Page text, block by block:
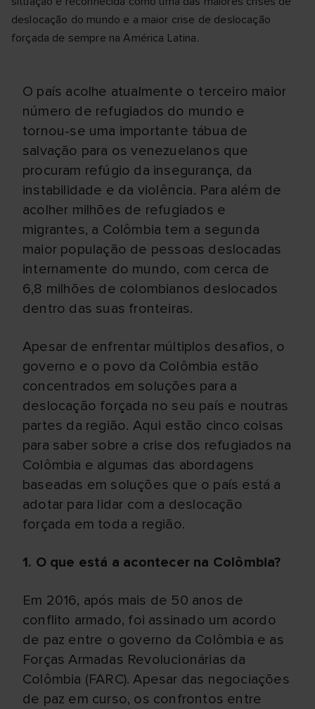
deslocação do mundo e a maior crise de deslocação
forçada de sempre na América Latina.
O país acolhe atualmente o terceiro maior
número de refugiados do mundo e
tornou-se uma importante tábua de
salvação para os venezuelanos que
procuram refúgio da insegurança, da
instabilidade e da violência. Para além de
acolher milhões de refugiados e
migrantes, a Colômbia tem a segunda
maior população de pessoas deslocadas
internamente do mundo, com cerca de
6,8 milhões de colombianos deslocados
dentro das suas fronteiras.
Apesar de enfrentar múltiplos desafios, o
governo e o povo da Colômbia estão
concentrados em soluções para a
deslocação forçada no seu país e noutras
partes da região. Aqui estão cinco coisas
para saber sobre a crise dos refugiados na
Colômbia e algumas das abordagens
baseadas em soluções que o país está a
adotar para lidar com a deslocação
forçada em toda a região.
1. O que está a acontecer na Colômbia?
Em 2016, após mais de 50 anos de
conflito armado, foi assinado um acordo
de paz entre o governo da Colômbia e as
Forças Armadas Revolucionárias da
Colômbia (FARC). Apesar das negociações
de paz em curso, os confrontos entre